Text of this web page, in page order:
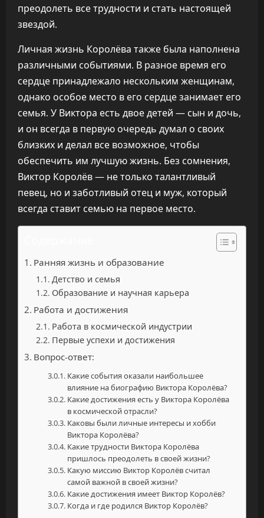
преодолеть все трудности и стать настоящей
звездой.
Личная жизнь Королёва также была наполнена
различными событиями. В разное время его
сердце принадлежало нескольким женщинам,
однако особое место в его сердце занимает его
семья. У Виктора есть двое детей — сын и дочь,
и он всегда в первую очередь думал о своих
близких и делал все возможное, чтобы
обеспечить им лучшую жизнь. Без сомнения,
Виктор Королёв — не только талантливый
певец, но и заботливый отец и муж, который
всегда ставит семью на первое место.
Ранняя жизнь и образование
Детство и семья
Образование и научная карьера
Работа и достижения
Работа в космической индустрии
Первые успехи и достижения
Вопрос-ответ:
Какие события оказали наибольшее
влияние на биографию Виктора Королёва?
Какие достижения есть у Виктора Королёва
в космической отрасли?
Каковы были личные интересы и хобби
Виктора Королёва?
Какие трудности Виктора Королёва
пришлось преодолеть в своей жизни?
Какую миссию Виктор Королёв считал
самой важной в своей жизни?
Какие достижения имеет Виктор Королёв?
Когда и где родился Виктор Королёв?